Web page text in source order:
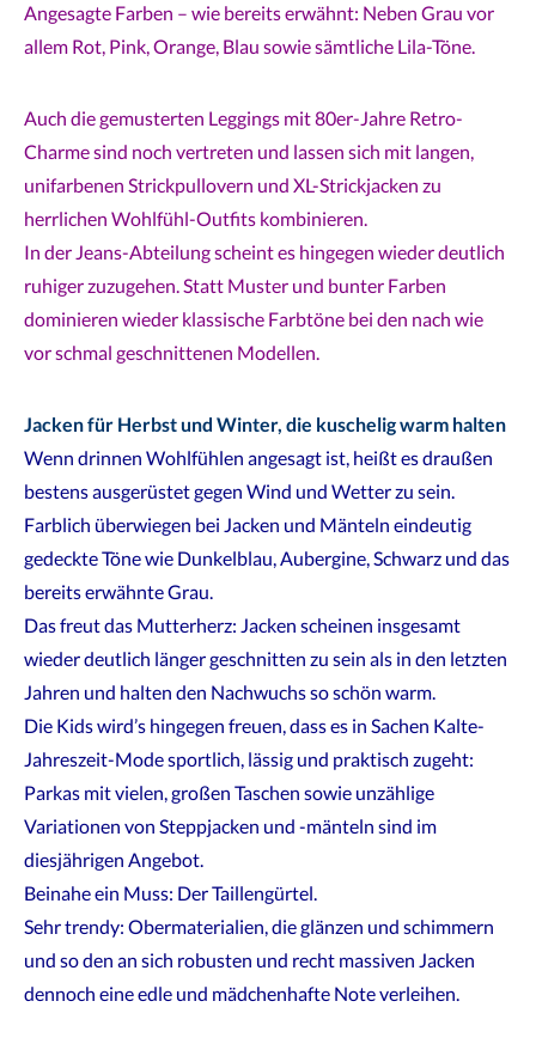
Angesagte Farben – wie bereits erwähnt: Neben Grau vor
allem Rot, Pink, Orange, Blau sowie sämtliche Lila-Töne.
Auch die gemusterten Leggings mit 80er-Jahre Retro-
Charme sind noch vertreten und lassen sich mit langen,
unifarbenen Strickpullovern und XL-Strickjacken zu
herrlichen Wohlfühl-Outfits kombinieren.
In der Jeans-Abteilung scheint es hingegen wieder deutlich
ruhiger zuzugehen. Statt Muster und bunter Farben
dominieren wieder klassische Farbtöne bei den nach wie
vor schmal geschnittenen Modellen.
Jacken für Herbst und Winter, die kuschelig warm halten
Wenn drinnen Wohlfühlen angesagt ist, heißt es draußen
bestens ausgerüstet gegen Wind und Wetter zu sein.
Farblich überwiegen bei Jacken und Mänteln eindeutig
gedeckte Töne wie Dunkelblau, Aubergine, Schwarz und das
bereits erwähnte Grau.
Das freut das Mutterherz: Jacken scheinen insgesamt
wieder deutlich länger geschnitten zu sein als in den letzten
Jahren und halten den Nachwuchs so schön warm.
Die Kids wird’s hingegen freuen, dass es in Sachen Kalte-
Jahreszeit-Mode sportlich, lässig und praktisch zugeht:
Parkas mit vielen, großen Taschen sowie unzählige
Variationen von Steppjacken und -mänteln sind im
diesjährigen Angebot.
Beinahe ein Muss: Der Taillengürtel.
Sehr trendy: Obermaterialien, die glänzen und schimmern
und so den an sich robusten und recht massiven Jacken
dennoch eine edle und mädchenhafte Note verleihen.